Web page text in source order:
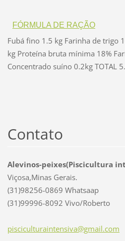
FÓRMULA DE RAÇÃO
Fubá fino 1.5 kg Farinha de trigo
kg Proteína bruta mínima 18%
Concentrado suíno 0.2kg TOTAL
Contato
Alevinos-peixes(Piscicultura
Viçosa,Minas Gerais.
(31)98256-0869 Whatsaap
(31)99996-8092 Vivo/Roberto
pisciculturaintensiva@gmail.com